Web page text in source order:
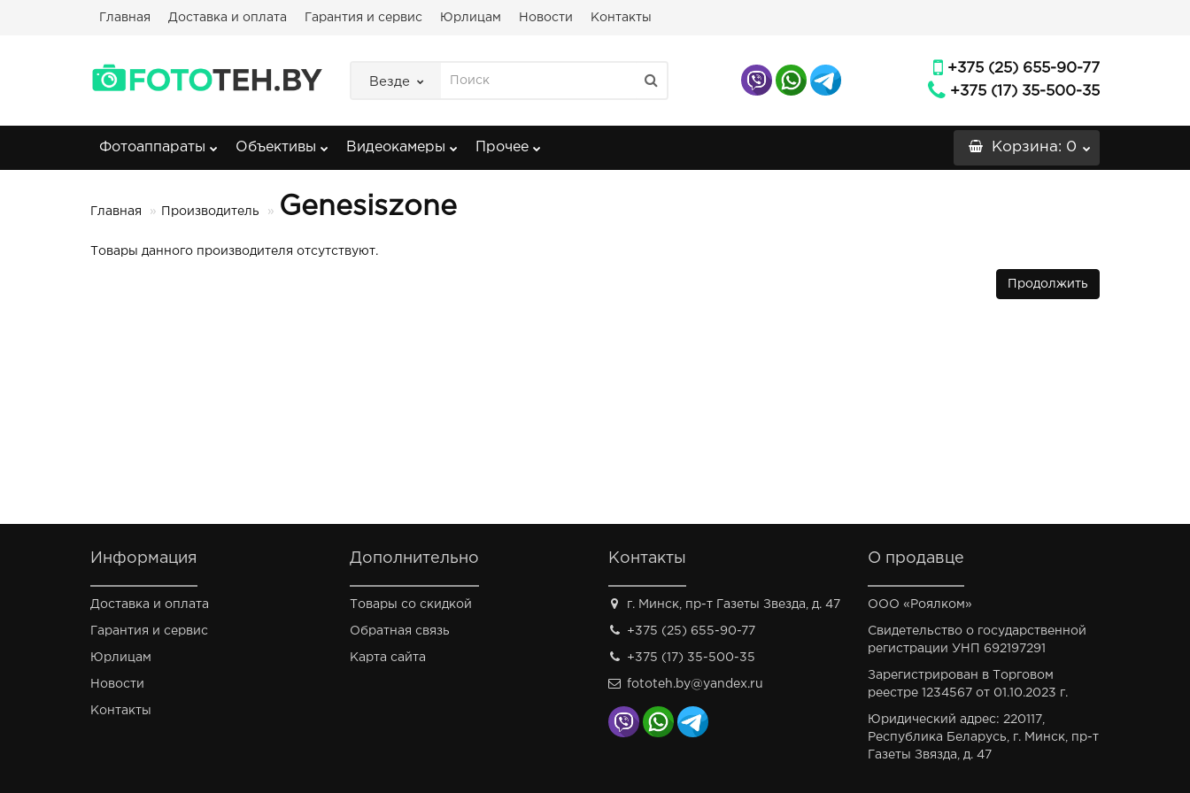
Главная Доставка и оплата Гарантия и сервис Юрлицам Новости Контакты
Везде
+375 (25) 655-90-77
+375 (17) 35-500-35
Фотоаппараты Объективы Видеокамеры Прочее Корзина: 0
Главная Производитель Genesiszone
Товары данного производителя отсутствуют.
Продолжить
Информация
Доставка и оплата
Гарантия и сервис
Юрлицам
Новости
Контакты
Дополнительно
Товары со скидкой
Обратная связь
Карта сайта
Контакты
г. Минск, пр-т Газеты Звезда, д. 47
+375 (25) 655-90-77
+375 (17) 35-500-35
fototeh.by@yandex.ru
О продавце
ООО «Роялком»
Свидетельство о государственной
регистрации УНП 692197291
Зарегистрирован в Торговом
реестре 1234567 от 01.10.2023 г.
Юридический адрес: 220117,
Республика Беларусь, г. Минск, пр-т
Газеты Звязда, д. 47